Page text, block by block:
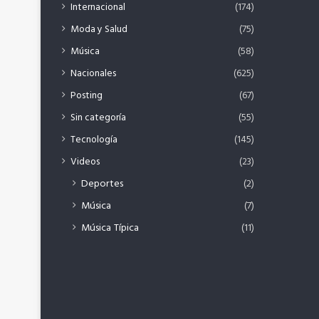
Internacional
(174)
Moda y Salud
(75)
Música
(58)
Nacionales
(625)
Posting
(67)
Sin categoría
(55)
Tecnología
(145)
Videos
(23)
Deportes
(2)
Música
(7)
Música Típica
(11)